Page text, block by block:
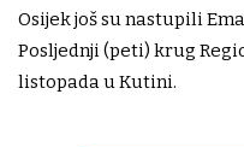
Osijek još su nastupili
Posljednji (peti) krug
listopada u Kutini.